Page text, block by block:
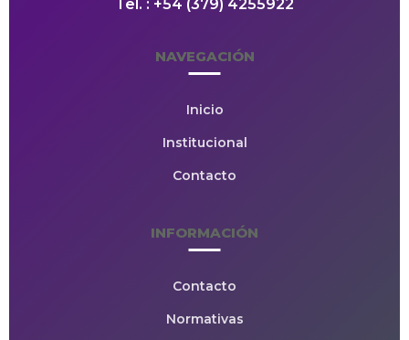
Tel. : +54 (379) 4255922
NAVEGACIÓN
Inicio
Institucional
Contacto
INFORMACIÓN
Contacto
Normativas